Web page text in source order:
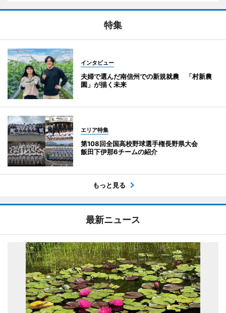
特集
インタビュー
夫婦で選んだ南信州での新規就農 「村新農
園」が描く未来
エリア特集
第108回全国高校野球選手権長野県大会
飯田下伊那6チームの紹介
もっと見る
最新ニュース